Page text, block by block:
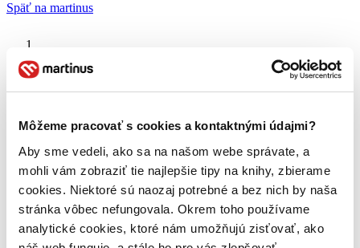
Môžeme pracovať s cookies a kontaktnými údajmi?
Aby sme vedeli, ako sa na našom webe správate, a
mohli vám zobraziť tie najlepšie tipy na knihy, zbierame
cookies. Niektoré sú naozaj potrebné a bez nich by naša
stránka vôbec nefungovala. Okrem toho používame
analytické cookies, ktoré nám umožňujú zisťovať, ako
Späť na martinus
Zoe Saldana
O nás
Náš príbeh
Galéria Martinusu
Zodpovednosť
Sme B Corp